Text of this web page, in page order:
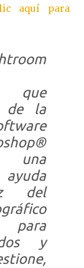
aquí para
que
de la
una
del
para
y